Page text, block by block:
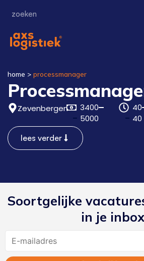
home > processmanager
Zevenbergen
3400
5000
40
40
lees verder
Soortgelijke
in je inbox